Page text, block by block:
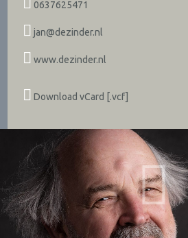
0637625471
jan@dezinder.nl
www.dezinder.nl
Download vCard [.vcf]